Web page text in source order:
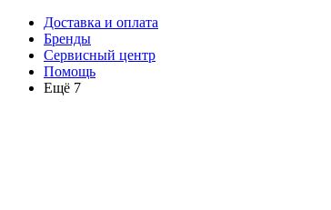
Доставка и оплата
Бренды
Сервисный центр
Помощь
Ещё 7